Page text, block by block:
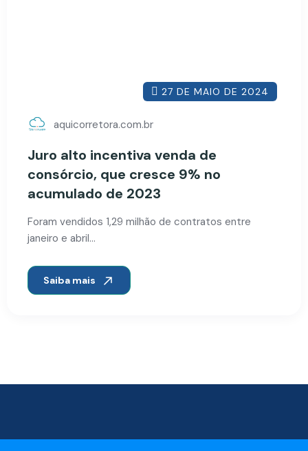
27 DE MAIO DE 2024
aquicorretora.com.br
Juro alto incentiva venda de
consórcio, que cresce 9% no
acumulado de 2023
Foram vendidos 1,29 milhão de contratos entre
janeiro e abril…
Saiba mais